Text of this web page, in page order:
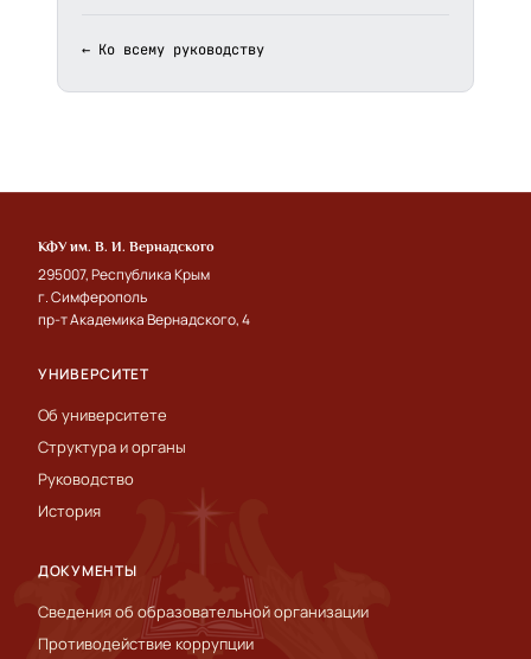
← Ко всему руководству
КФУ им. В. И. Вернадского
295007, Республика Крым
г. Симферополь
пр-т Академика Вернадского, 4
УНИВЕРСИТЕТ
Об университете
Структура и органы
Руководство
История
ДОКУМЕНТЫ
Сведения об образовательной организации
Противодействие коррупции